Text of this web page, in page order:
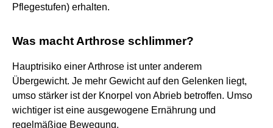
Pflegestufen) erhalten.
Was macht Arthrose schlimmer?
Hauptrisiko einer Arthrose ist unter anderem
Übergewicht. Je mehr Gewicht auf den Gelenken liegt,
umso stärker ist der Knorpel von Abrieb betroffen. Umso
wichtiger ist eine ausgewogene Ernährung und
regelmäßige Bewegung.